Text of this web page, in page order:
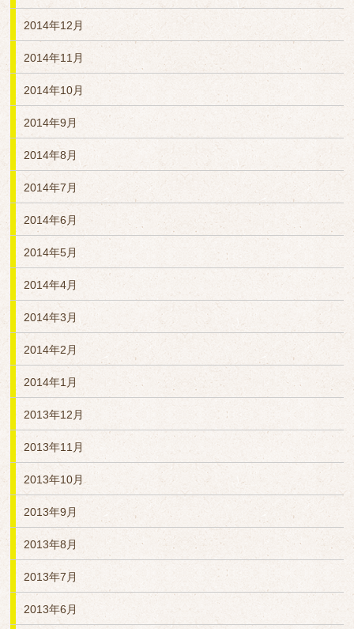
2014年12月
2014年11月
2014年10月
2014年9月
2014年8月
2014年7月
2014年6月
2014年5月
2014年4月
2014年3月
2014年2月
2014年1月
2013年12月
2013年11月
2013年10月
2013年9月
2013年8月
2013年7月
2013年6月